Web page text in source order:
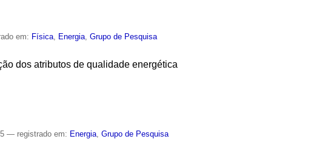
em: Física Energia ,Grupo de Pesquisa
dos atributos de qualidade energética
— registrado em: Energia,Grupo de Pesquisa